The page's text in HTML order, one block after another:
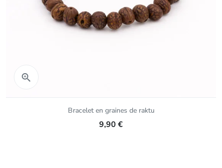

Bracelet en graines de raktu
9,90 €